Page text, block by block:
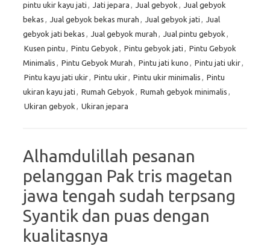
pintu ukir kayu jati , Jati jepara , Jual gebyok , Jual gebyok
bekas , Jual gebyok bekas murah , Jual gebyok jati , Jual
gebyok jati bekas , Jual gebyok murah , Jual pintu gebyok ,
Kusen pintu , Pintu Gebyok , Pintu gebyok jati , Pintu Gebyok
Minimalis , Pintu Gebyok Murah , Pintu jati kuno , Pintu jati ukir,
Pintu kayu jati ukir, Pintu ukir, Pintu ukir minimalis , Pintu
ukiran kayu jati , Rumah Gebyok , Rumah gebyok minimalis ,
Ukiran gebyok , Ukiran jepara
Alhamdulillah pesanan
pelanggan Pak tris magetan
jawa tengah sudah terpsang
Syantik dan puas dengan
kualitasnya